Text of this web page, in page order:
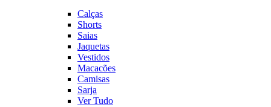
Calças
Shorts
Saias
Jaquetas
Vestidos
Macacões
Camisas
Sarja
Ver Tudo